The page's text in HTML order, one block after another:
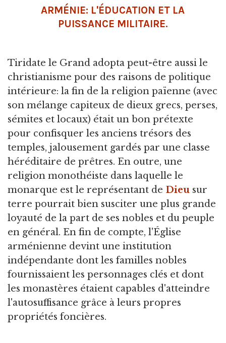
ARMÉNIE: L'ÉDUCATION ET LA
PUISSANCE MILITAIRE.
Tiridate le Grand adopta peut-être aussi le
christianisme pour des raisons de politique
intérieure: la fin de la religion païenne (avec
son mélange capiteux de dieux grecs, perses,
sémites et locaux) était un bon prétexte
pour confisquer les anciens trésors des
temples, jalousement gardés par une classe
héréditaire de prêtres. En outre, une
religion monothéiste dans laquelle le
monarque est le représentant de Dieu sur
terre pourrait bien susciter une plus grande
loyauté de la part de ses nobles et du peuple
en général. En fin de compte, l'Église
arménienne devint une institution
indépendante dont les familles nobles
fournissaient les personnages clés et dont
les monastères étaient capables d'atteindre
l'autosuffisance grâce à leurs propres
propriétés foncières.